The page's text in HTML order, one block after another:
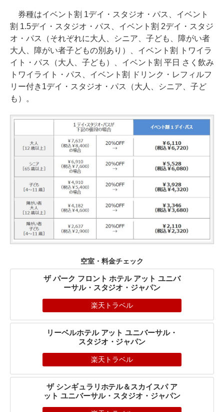
券種はイベント割 1デイ・スタジオ・パス、イベント
割 1.5デイ・スタジオ・パス、イベント割 2デイ・スタジ
オ・パス（それぞれに大人、シニア、子ども、障がい者
大人、障がい者子どもの別あり）、イベント割 トワイラ
イト・パス（大人、子ども）、イベント割 平日 さく飲み
トワイライト・パス、イベント割 ドリンク・レフィルフ
リー付き1デイ・スタジオ・パス（大人、シニア、子ど
も）。
空室・料金チェック
ザ パーク フロント ホテル アット ユニバ
ーサル・スタジオ・ジャパン
楽天トラベル
リーベルホテル アット ユニバーサル・
スタジオ・ジャパン
楽天トラベル
ザ シンギュラリホテル＆スカイスパ ア
ット ユニバーサル・スタジオ・ジャパン